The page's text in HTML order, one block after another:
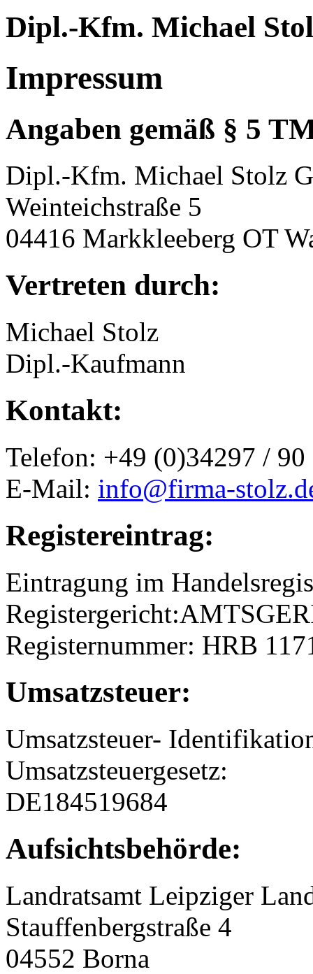
Dipl.-Kfm. Michael
Impressum
Angaben gemäß § 5
Dipl.-Kfm. Michael Stolz
Weinteichstraße 5
04416 Markkleeberg OT
Vertreten durch:
Michael Stolz
Dipl.-Kaufmann
Kontakt:
Telefon: +49 (0)34297 / 90
E-Mail: info@firma-
Registereintrag:
Eintragung im
Registernummer: HRB
Umsatzsteuer:
Umsatzsteuer-
Umsatzsteuergesetz:
DE184519684
Aufsichtsbehörde:
Landratsamt Leipziger
Stauffenbergstraße 4
04552 Borna